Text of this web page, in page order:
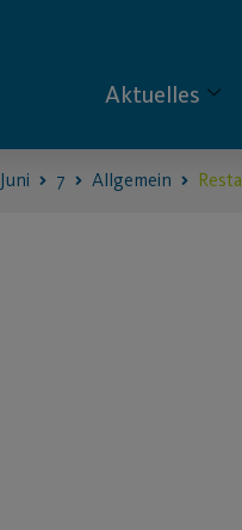
Aktuelles
Juni 7 Allgemein